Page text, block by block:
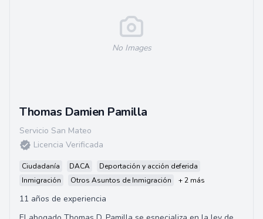
No Images
Thomas Damien Pamilla
Servicio San Mateo
Licencia Verificada
Ciudadanía DACA
Deportación y acción deferida
Inmigración
Otros Asuntos de Inmigración + 2 más
11 años de experiencia